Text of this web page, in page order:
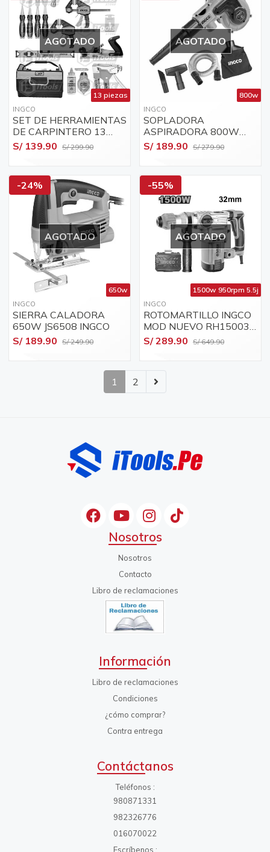
AGOTADO
13 piezas
INGCO
SET DE HERRAMIENTAS
DE CARPINTERO 13
PCS INGCO PRO
S/ 139.90 S/ 299.90
AGOTADO
800w
INGCO
SOPLADORA
ASPIRADORA 800W
"INGCO" AB8008 +
ACCESORIOS
S/ 189.90 S/ 279.90
-24%
AGOTADO
650w
INGCO
SIERRA CALADORA
650W JS6508 INGCO
S/ 189.90 S/ 249.90
-55%
AGOTADO
1500w 950rpm 5.5j
INGCO
ROTOMARTILLO INGCO
MOD NUEVO RH150038
1500W 950RPM 5.5J
S/ 289.90 S/ 649.90
1 2
Nosotros
Nosotros
Contacto
Libro de reclamaciones
Información
Libro de reclamaciones
Condiciones
¿cómo comprar?
Contra entrega
Contáctanos
Teléfonos
980871331
982326776
016070022
Escríbenos